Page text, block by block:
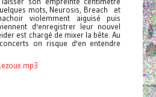
mots, Neurosis, Breach et
violemment aiguisé puis
d'enregistrer leur nouvel
est chargé de mixer la bête. Au
on risque d'en entendre